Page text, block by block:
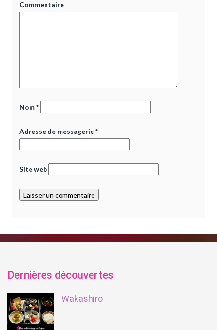
Commentaire
Nom*
Adresse de messagerie*
Site web
Dernières découvertes
Wakashiro